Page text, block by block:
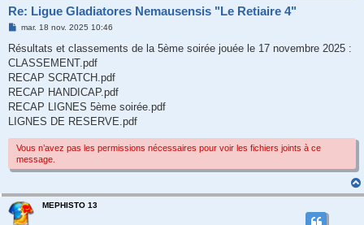
Re: Ligue Gladiatores Nemausensis "Le Retiaire 4"
M
s
a
g
mar. 18 nov. 2025 10:46
Résultats et classements de la 5ème soirée jouée le 17 novembre 2025 :
CLASSEMENT.pdf
RECAP SCRATCH.pdf
RECAP HANDICAP.pdf
RECAP LIGNES 5ème soirée.pdf
LIGNES DE RESERVE.pdf
Vous n’avez pas les permissions nécessaires pour voir les fichiers joints à ce
message.
MEPHISTO 13